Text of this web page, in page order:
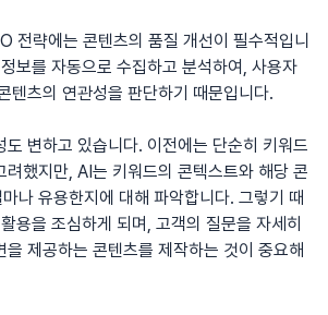
전략에는 콘텐츠의 품질 개선이 필수적입니
보를 자동으로 수집하고 분석하여, 사용자
텐츠의 연관성을 판단하기 때문입니다.
도 변하고 있습니다. 이전에는 단순히 키워드
려했지만, AI는 키워드의 콘텍스트와 해당 콘
나 유용한지에 대해 파악합니다. 그렇기 때
용을 조심하게 되며, 고객의 질문을 자세히
을 제공하는 콘텐츠를 제작하는 것이 중요해